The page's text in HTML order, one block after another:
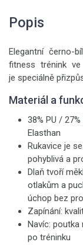
Popis
Elegantní černo-
fitness trénink
je speciálně
Materiál a
38% PU /
Elasthan
Rukavice je
pohyblivá a
Dlaň tvoří
otlakům a
úchop bez
Zapínání:
Navíc:
po tréninku